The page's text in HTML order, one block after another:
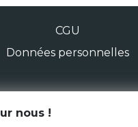
CGU
Données personnelles
Génération Zébrée 2026
nous !